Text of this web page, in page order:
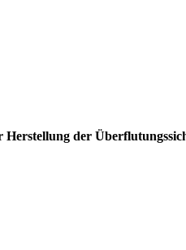
Herstellung der